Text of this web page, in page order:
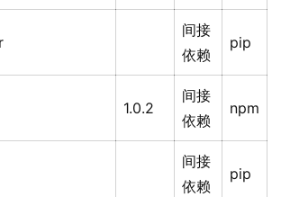
间接
依赖
pip
1.0.2
间接
依赖
npm
间接
依赖
pip